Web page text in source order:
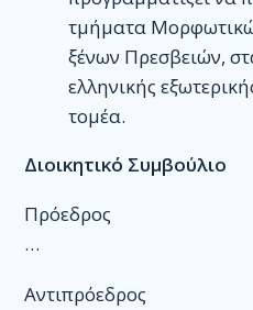
τμήματα
ξένων Πρεσβειών,
ελληνικής
τομέα.
Διοικητικό Συμβούλιο
Πρόεδρος
…
Αντιπρόεδρος